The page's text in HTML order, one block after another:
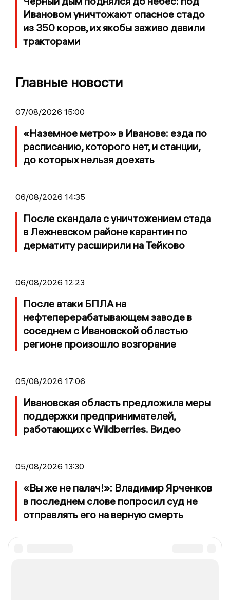
Ивановом уничтожают опасное стадо
из 350 коров, их якобы заживо давили
тракторами
Главные новости
07/08/2026 15:00
«Наземное метро» в Иванове: езда по
расписанию, которого нет, и станции,
до которых нельзя доехать
06/08/2026 14:35
После скандала с уничтожением стада
в Лежневском районе карантин по
дерматиту расширили на Тейково
06/08/2026 12:23
После атаки БПЛА на
нефтеперерабатывающем заводе в
соседнем с Ивановской областью
регионе произошло возгорание
05/08/2026 17:06
Ивановская область предложила меры
поддержки предпринимателей,
работающих с Wildberries. Видео
05/08/2026 13:30
«Вы же не палач!»: Владимир Ярченков
в последнем слове попросил суд не
отправлять его на верную смерть